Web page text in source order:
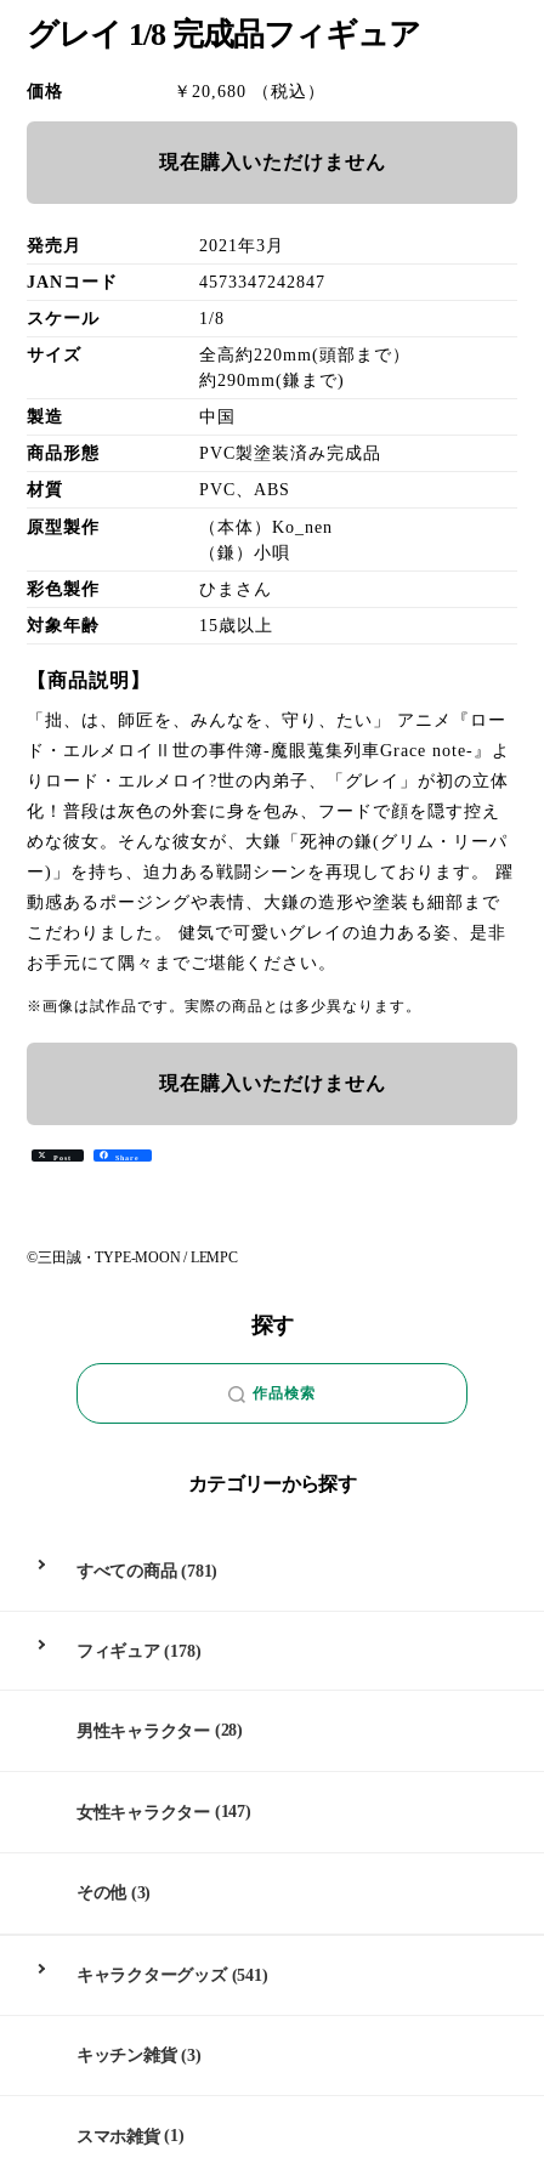
グレイ 1/8 完成品フィギュア
価格 ￥20,680 （税込）
現在購入いただけません
発売月 2021年3月
JANコード 4573347242847
スケール 1/8
サイズ
全高約220mm(頭部まで）
約290mm(鎌まで)
製造 中国
商品形態 PVC製塗装済み完成品
材質 PVC、ABS
原型製作
（本体）Ko_nen
（鎌）小唄
彩色製作 ひまさん
対象年齢 15歳以上
【商品説明】
「拙、は、師匠を、みんなを、守り、たい」 アニメ『ロー
ド・エルメロイⅡ世の事件簿-魔眼蒐集列車Grace note-』よ
りロード・エルメロイ?世の内弟子、「グレイ」が初の立体
化！普段は灰色の外套に身を包み、フードで顔を隠す控え
めな彼女。そんな彼女が、大鎌「死神の鎌(グリム・リーパ
ー)」を持ち、迫力ある戦闘シーンを再現しております。 躍
動感あるポージングや表情、大鎌の造形や塗装も細部まで
こだわりました。 健気で可愛いグレイの迫力ある姿、是非
お手元にて隅々までご堪能ください。
※画像は試作品です。実際の商品とは多少異なります。
現在購入いただけません
Post Share
©三田誠・TYPE-MOON / LEMPC
探す
作品検索
カテゴリーから探す
すべての商品(781)
フィギュア(178)
男性キャラクター (28)
女性キャラクター (147)
その他(3)
キャラクターグッズ(541)
キッチン雑貨(3)
スマホ雑貨(1)